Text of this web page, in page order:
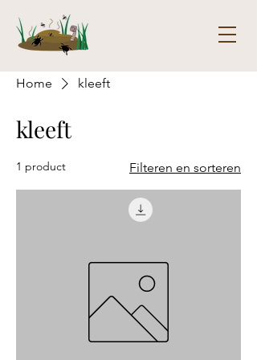
Home kleeft
kleeft
1 product Filteren en sorteren